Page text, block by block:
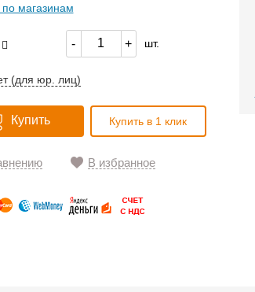
магазинам
- + шт.
(для юр. лиц)
Купить Купить в 1 клик
В избранное